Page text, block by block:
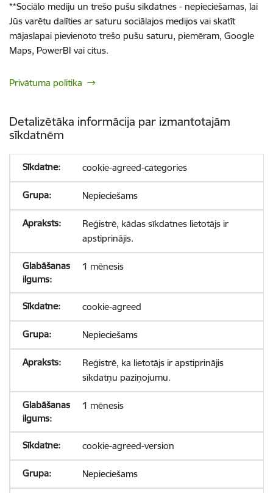
**Sociālo mediju un trešo pušu sīkdatnes - nepieciešamas, lai
Jūs varētu dalīties ar saturu sociālajos medijos vai skatīt
mājaslapai pievienoto trešo pušu saturu, piemēram, Google
Maps, PowerBI vai citus.
Privātuma politika
Detalizētāka informācija par izmantotajām
sīkdatnēm
cookie-agreed-categories
Nepieciešams
Reģistrē, kādas sīkdatnes lietotājs ir
apstiprinājis.
1 mēnesis
cookie-agreed
Nepieciešams
Reģistrē, ka lietotājs ir apstiprinājis
sīkdatņu paziņojumu.
1 mēnesis
cookie-agreed-version
Nepieciešams